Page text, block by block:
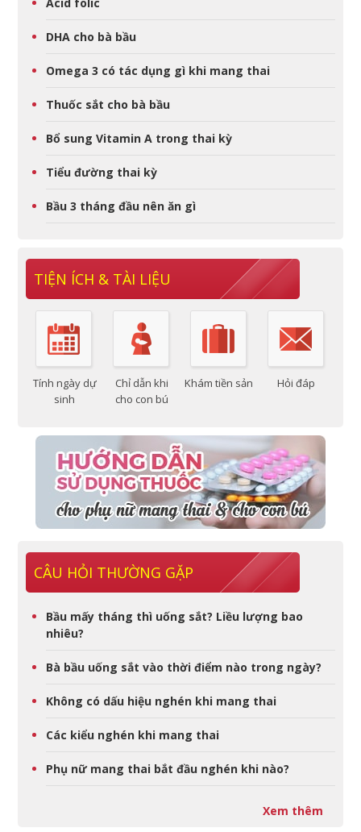
DHA cho bà bầu
Omega 3 có tác dụng gì khi mang thai
Thuốc sắt cho bà bầu
Bổ sung Vitamin A trong thai kỳ
Tiểu đường thai kỳ
Bầu 3 tháng đầu nên ăn gì
TIỆN ÍCH & TÀI LIỆU
Tính ngày dự
sinh
Chỉ dẫn khi
cho con bú
Khám tiền sản Hỏi đáp
CÂU HỎI THƯỜNG GẶP
Bầu mấy tháng thì uống sắt? Liều lượng bao
nhiêu?
Bà bầu uống sắt vào thời điểm nào trong ngày?
Không có dấu hiệu nghén khi mang thai
Các kiểu nghén khi mang thai
Phụ nữ mang thai bắt đầu nghén khi nào?
Xem thêm